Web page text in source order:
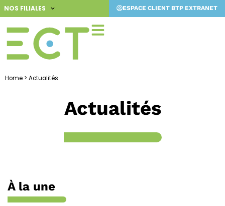
Aller
au
contenu
NOS FILIALES ESPACE CLIENT BTP EXTRANET
Home > Actualités
Actualités
À la une